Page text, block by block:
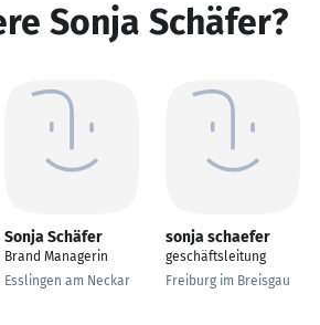
Sonja Schäfer?
Sonja Schäfer
Brand Managerin
Esslingen am Neckar
sonja schaefer
geschäftsleitung
Freiburg im Breisgau